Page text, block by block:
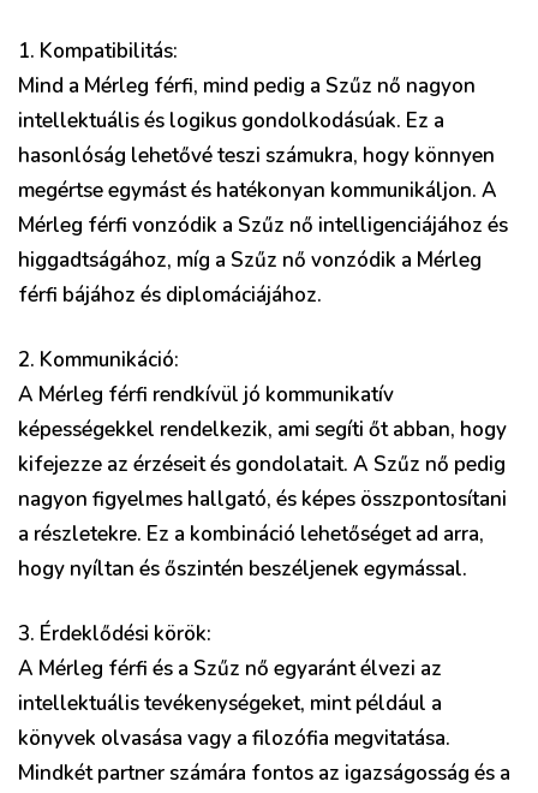
1. Kompatibilitás:
Mind a Mérleg férfi, mind pedig a Szűz nő nagyon
intellektuális és logikus gondolkodásúak. Ez a
hasonlóság lehetővé teszi számukra, hogy könnyen
megértse egymást és hatékonyan kommunikáljon. A
Mérleg férfi vonzódik a Szűz nő intelligenciájához és
higgadtságához, míg a Szűz nő vonzódik a Mérleg
férfi bájához és diplomáciájához.
2. Kommunikáció:
A Mérleg férfi rendkívül jó kommunikatív
képességekkel rendelkezik, ami segíti őt abban, hogy
kifejezze az érzéseit és gondolatait. A Szűz nő pedig
nagyon figyelmes hallgató, és képes összpontosítani
a részletekre. Ez a kombináció lehetőséget ad arra,
hogy nyíltan és őszintén beszéljenek egymással.
3. Érdeklődési körök:
A Mérleg férfi és a Szűz nő egyaránt élvezi az
intellektuális tevékenységeket, mint például a
könyvek olvasása vagy a filozófia megvitatása.
Mindkét partner számára fontos az igazságosság és a